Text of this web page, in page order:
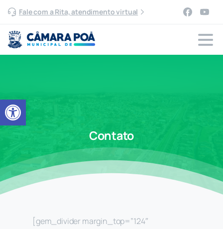
Abrir a barra de ferramentas
Fale com a Rita, atendimento virtual
Contato
[gem_divider margin_top=”124″